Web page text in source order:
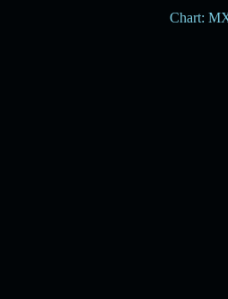
Chart: